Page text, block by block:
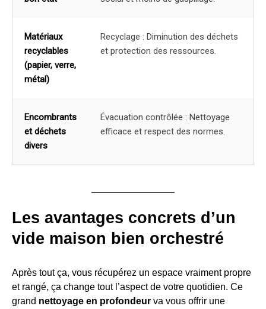
Matériaux
recyclables
(papier, verre,
métal)
Recyclage : Diminution des déchets
et protection des ressources.
Encombrants
et déchets
divers
Évacuation contrôlée : Nettoyage
efficace et respect des normes.
Les avantages concrets d’un
vide maison bien orchestré
Après tout ça, vous récupérez un espace vraiment propre
et rangé, ça change tout l’aspect de votre quotidien. Ce
grand nettoyage en profondeur va vous offrir une